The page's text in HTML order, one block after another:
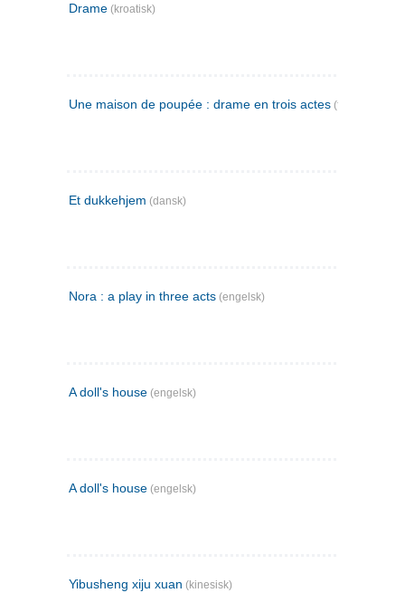
Drame (kroatisk)
Une maison de poupée : drame en trois actes (fransk)
Et dukkehjem (dansk)
Nora : a play in three acts (engelsk)
A doll's house (engelsk)
A doll's house (engelsk)
Yibusheng xiju xuan (kinesisk)